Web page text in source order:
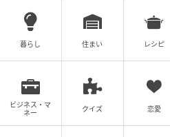
「くさタイプ」「ほのおタイプ」の歴代
ニー「ポケモン ベビースタードデカイラー
発売日：2026年5月18日（月）
販売店舗：全国のスーパーマ
暮らし 住まい レシピ
ビジネス・マ
ネー
クイズ 恋愛